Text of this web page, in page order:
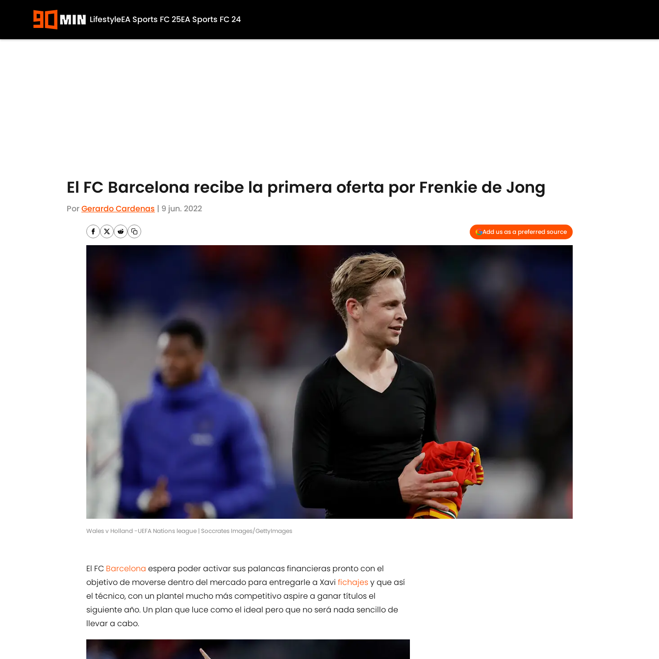
LifestyleEA Sports FC 25EA Sports FC 24
El FC Barcelona recibe la primera oferta por Frenkie de Jong
PorGerardo Cardenas | 9 jun. 2022
Add us as a preferred source
Wales v Holland -UEFA Nations league | Soccrates Images/GettyImages
El FC Barcelona espera poder activar sus palancas financieras pronto con el
objetivo de moverse dentro del mercado para entregarle a Xavi fichajesy que así
el técnico, con un plantel mucho más competitivo aspire a ganar títulos el
siguiente año. Un plan que luce como el ideal pero que no será nada sencillo de
llevar a cabo.